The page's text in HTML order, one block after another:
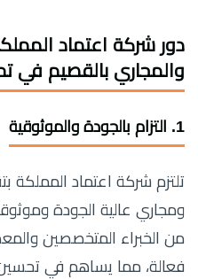
دور شركة اعتماد
والمجاري بالقصيم في
1. التزام بالجودة والموثوقية
تلتزم شركة اعتماد المملكة
ومجاري عالية الجودة
من الخبراء المتخصصين
فعالة، مما يساهم في